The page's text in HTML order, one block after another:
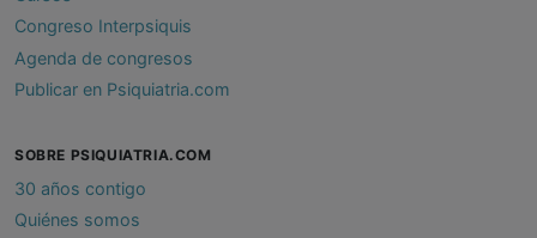
Congreso Interpsiquis
Agenda de congresos
Publicar en Psiquiatria.com
SOBRE PSIQUIATRIA.COM
30 años contigo
Quiénes somos